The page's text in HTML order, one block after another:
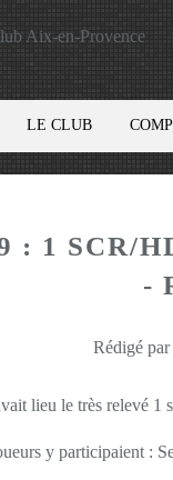
LE CLUB
: 1 SCR/
-
Rédigé
lieu le très relevé 1
y participaient :